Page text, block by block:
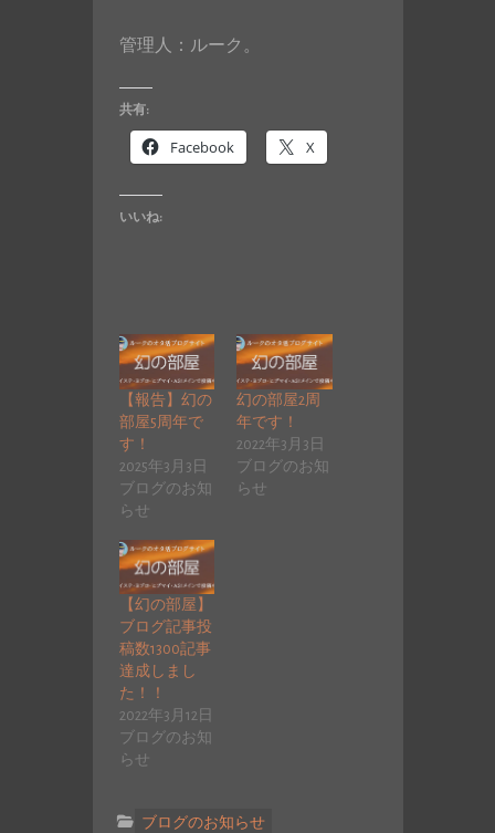
管理人：ルーク。
共有:
Facebook X
いいね:
【報告】幻の
部屋5周年で
す！
2025年3月3日
ブログのお知
らせ
幻の部屋2周
年です！
2022年3月3日
ブログのお知
らせ
【幻の部屋】
ブログ記事投
稿数1300記事
達成しまし
た！！
2022年3月12日
ブログのお知
らせ
ブログのお知らせ